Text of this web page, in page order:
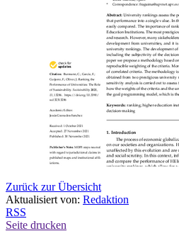
Zurück zur Übersicht
Aktualisiert von: Redaktion
RSS
Seite drucken